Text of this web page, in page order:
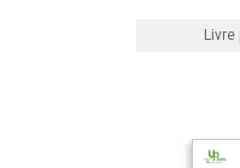
Livre